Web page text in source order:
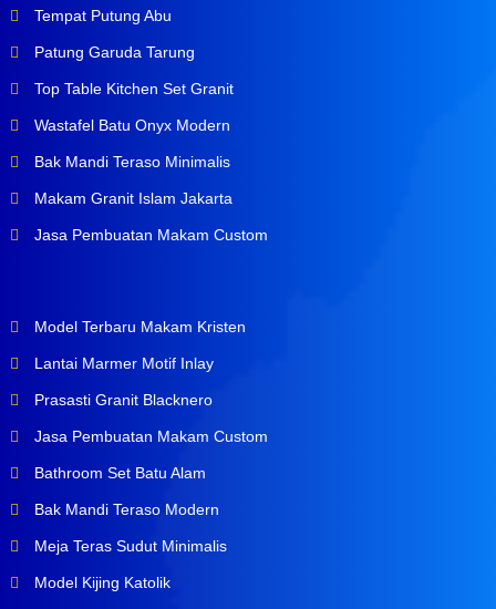
Tempat Putung Abu
Patung Garuda Tarung
Top Table Kitchen Set Granit
Wastafel Batu Onyx Modern
Bak Mandi Teraso Minimalis
Makam Granit Islam Jakarta
Jasa Pembuatan Makam Custom
Model Terbaru Makam Kristen
Lantai Marmer Motif Inlay
Prasasti Granit Blacknero
Jasa Pembuatan Makam Custom
Bathroom Set Batu Alam
Bak Mandi Teraso Modern
Meja Teras Sudut Minimalis
Model Kijing Katolik